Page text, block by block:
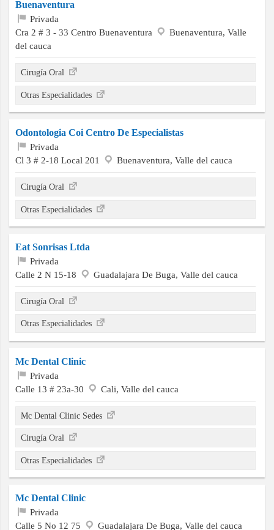
Buenaventura
Privada
Cra 2 # 3 - 33 Centro Buenaventura
Buenaventura, Valle
del cauca
Cirugía Oral
Otras Especialidades
Odontologia Coi Centro De Especialistas
Privada
Cl 3 # 2-18 Local 201
Buenaventura, Valle del cauca
Cirugía Oral
Otras Especialidades
Eat Sonrisas Ltda
Privada
Calle 2 N 15-18
Guadalajara De Buga, Valle del cauca
Cirugía Oral
Otras Especialidades
Mc Dental Clinic
Privada
Calle 13 # 23a-30
Cali, Valle del cauca
Mc Dental Clinic Sedes
Cirugía Oral
Otras Especialidades
Mc Dental Clinic
Privada
Calle 5 No 12 75
Guadalajara De Buga, Valle del cauca